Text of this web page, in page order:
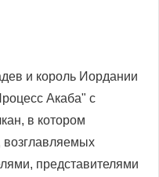
и король Иордании
Акаба" с
в котором
возглавляемых
представителями